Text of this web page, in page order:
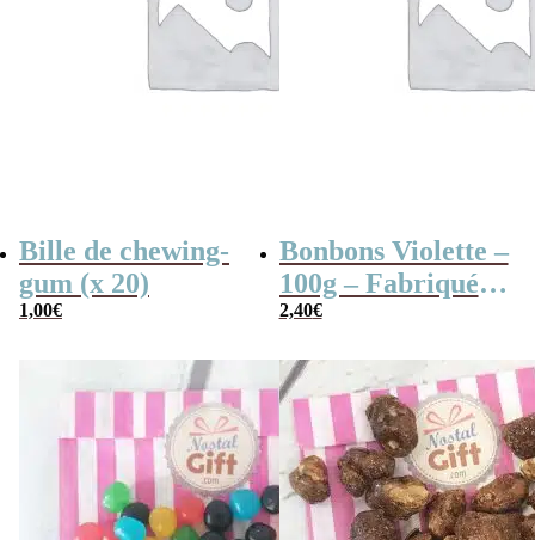
Bille de chewing-
gum (x 20)
1,00€
Bonbons Violette –
100g – Fabriqués
en France
2,40€